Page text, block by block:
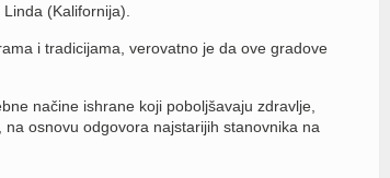
(Kalifornija).
i tradicijama, verovatno je da ove gradove
načine ishrane koji poboljšavaju zdravlje,
osnovu odgovora najstarijih stanovnika na